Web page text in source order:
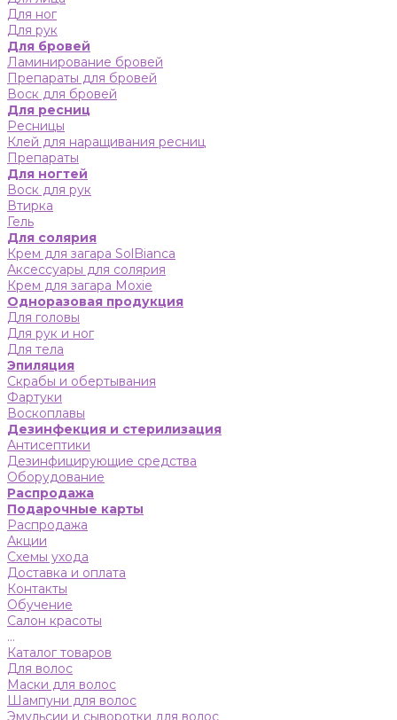
Для ног
Для рук
Для бровей
Ламинирование бровей
Препараты для бровей
Воск для бровей
Для ресниц
Ресницы
Клей для наращивания ресниц
Препараты
Для ногтей
Воск для рук
Втирка
Гель
Для солярия
Крем для загара SolBianca
Аксессуары для солярия
Крем для загара Moxie
Одноразовая продукция
Для головы
Для рук и ног
Для тела
Эпиляция
Скрабы и обертывания
Фартуки
Воскоплавы
Дезинфекция и стерилизация
Антисептики
Дезинфицирующие средства
Оборудование
Распродажа
Подарочные карты
Распродажа
Акции
Схемы ухода
Доставка и оплата
Контакты
Обучение
Салон красоты
...
Каталог товаров
Для волос
Маски для волос
Шампуни для волос
Эмульсии и сыворотки для волос